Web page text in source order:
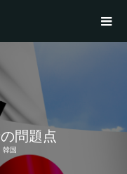
問題点
韓国